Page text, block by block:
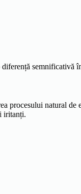
procesului natural
iritanți.